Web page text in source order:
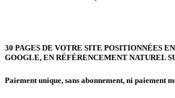
30 PAGES DE VOTRE SITE POSITIONNÉES
GOOGLE, EN RÉFÉRENCEMENT NATUREL
Paiement unique, sans abonnement, ni paiement